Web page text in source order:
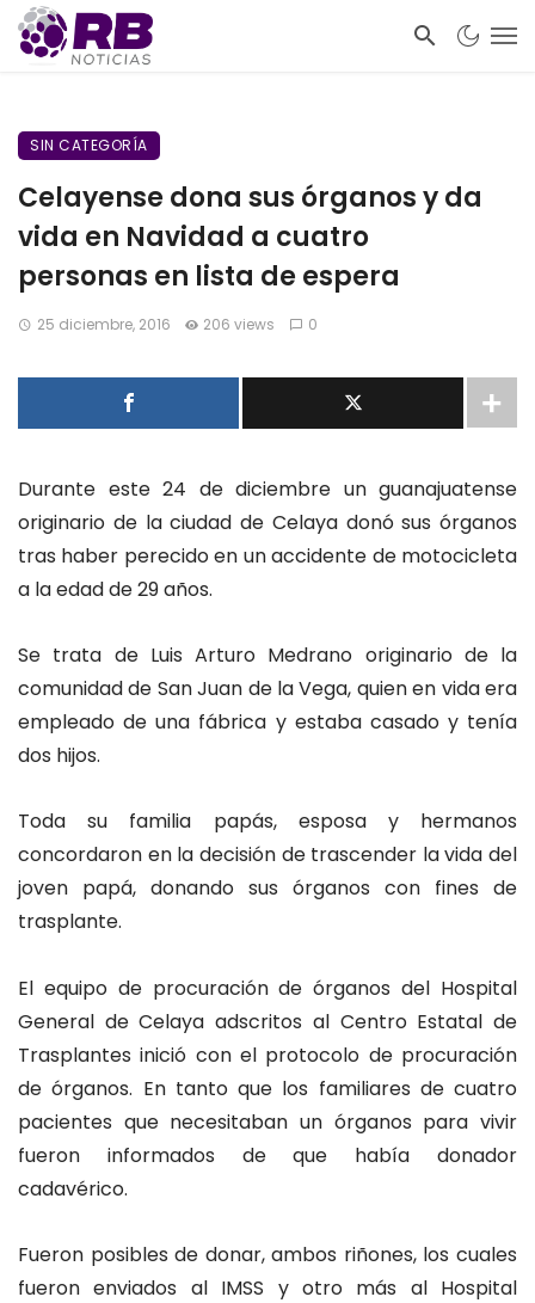
SIN CATEGORÍA
Celayense dona sus órganos y da
vida en Navidad a cuatro
personas en lista de espera
25 diciembre, 2016 206 views 0
Durante este 24 de diciembre un guanajuatense
originario de la ciudad de Celaya donó sus órganos
tras haber perecido en un accidente de motocicleta
a la edad de 29 años.
Se trata de Luis Arturo Medrano originario de la
comunidad de San Juan de la Vega, quien en vida era
empleado de una fábrica y estaba casado y tenía
dos hijos.
Toda su familia papás, esposa y hermanos
concordaron en la decisión de trascender la vida del
joven papá, donando sus órganos con fines de
trasplante.
El equipo de procuración de órganos del Hospital
General de Celaya adscritos al Centro Estatal de
Trasplantes inició con el protocolo de procuración
de órganos. En tanto que los familiares de cuatro
pacientes que necesitaban un órganos para vivir
fueron informados de que había donador
cadavérico.
Fueron posibles de donar, ambos riñones, los cuales
fueron enviados al IMSS y otro más al Hospital